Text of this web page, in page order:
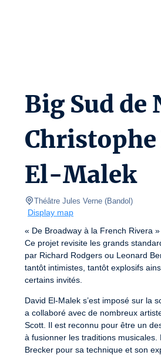
Big Sud de
Christophe
El-Malek
Théâtre Jules Verne (Bandol )
Display map
« De Broadway à la French Rivera »
Ce projet revisite les grands
par Richard Rodgers ou Leonard
tantôt intimistes, tantôt explosifs
certains invités.
David El-Malek s’est imposé sur la
a collaboré avec de nombreux
Scott. Il est reconnu pour être un
à fusionner les traditions
Brecker pour sa technique et son